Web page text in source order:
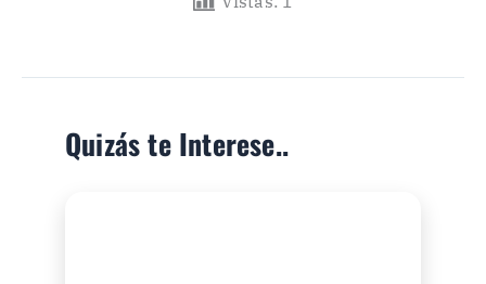
Quizás te Interese..